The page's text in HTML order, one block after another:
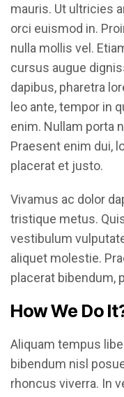
mauris. Ut ultricies
orci euismod in.
nulla mollis vel.
cursus augue
dapibus, pharetra
leo ante, tempor in
enim. Nullam porta
Praesent enim dui,
placerat et justo.
Vivamus ac dolor
tristique metus.
vestibulum
aliquet molestie.
placerat bibendum,
How We Do
Aliquam tempus
bibendum nisl
rhoncus viverra. In